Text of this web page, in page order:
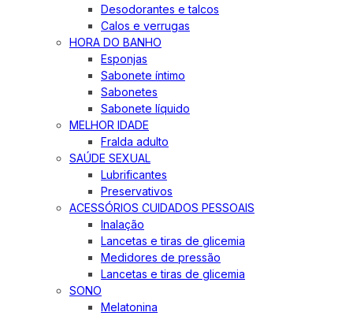
Desodorantes e talcos
Calos e verrugas
HORA DO BANHO
Esponjas
Sabonete íntimo
Sabonetes
Sabonete líquido
MELHOR IDADE
Fralda adulto
SAÚDE SEXUAL
Lubrificantes
Preservativos
ACESSÓRIOS CUIDADOS PESSOAIS
Inalação
Lancetas e tiras de glicemia
Medidores de pressão
Lancetas e tiras de glicemia
SONO
Melatonina